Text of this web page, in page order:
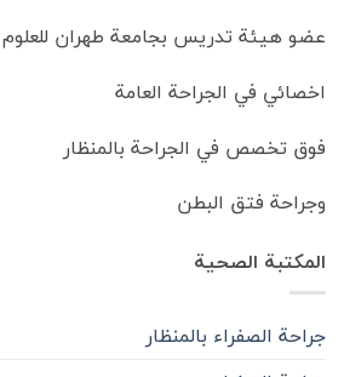
عضو هيئة تدريس بجامعة طهران للعلوم
اخصائي في الجراحة العامة
فوق تخصص في الجراحة بالمنظار
وجراحة فتق البطن
المكتبة الصحية
جراحة الصفراء بالمنظار